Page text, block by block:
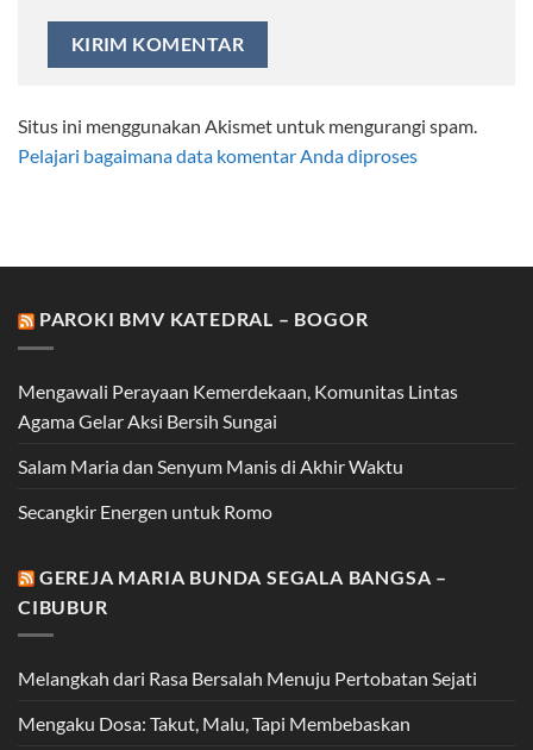
Situs ini menggunakan Akismet untuk mengurangi spam.
Pelajari bagaimana data komentar Anda diproses
PAROKI BMV KATEDRAL – BOGOR
Mengawali Perayaan Kemerdekaan, Komunitas Lintas
Agama Gelar Aksi Bersih Sungai
Salam Maria dan Senyum Manis di Akhir Waktu
Secangkir Energen untuk Romo
GEREJA MARIA BUNDA SEGALA BANGSA –
CIBUBUR
Melangkah dari Rasa Bersalah Menuju Pertobatan Sejati
Mengaku Dosa: Takut, Malu, Tapi Membebaskan